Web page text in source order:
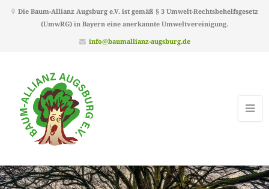
Die Baum-Allianz Augsburg e.V. ist gemäß § 3 Umwelt-Rechtsbehelfsgesetz
(UmwRG) in Bayern eine anerkannte Umweltvereinigung.
info@baumallianz-augsburg.de